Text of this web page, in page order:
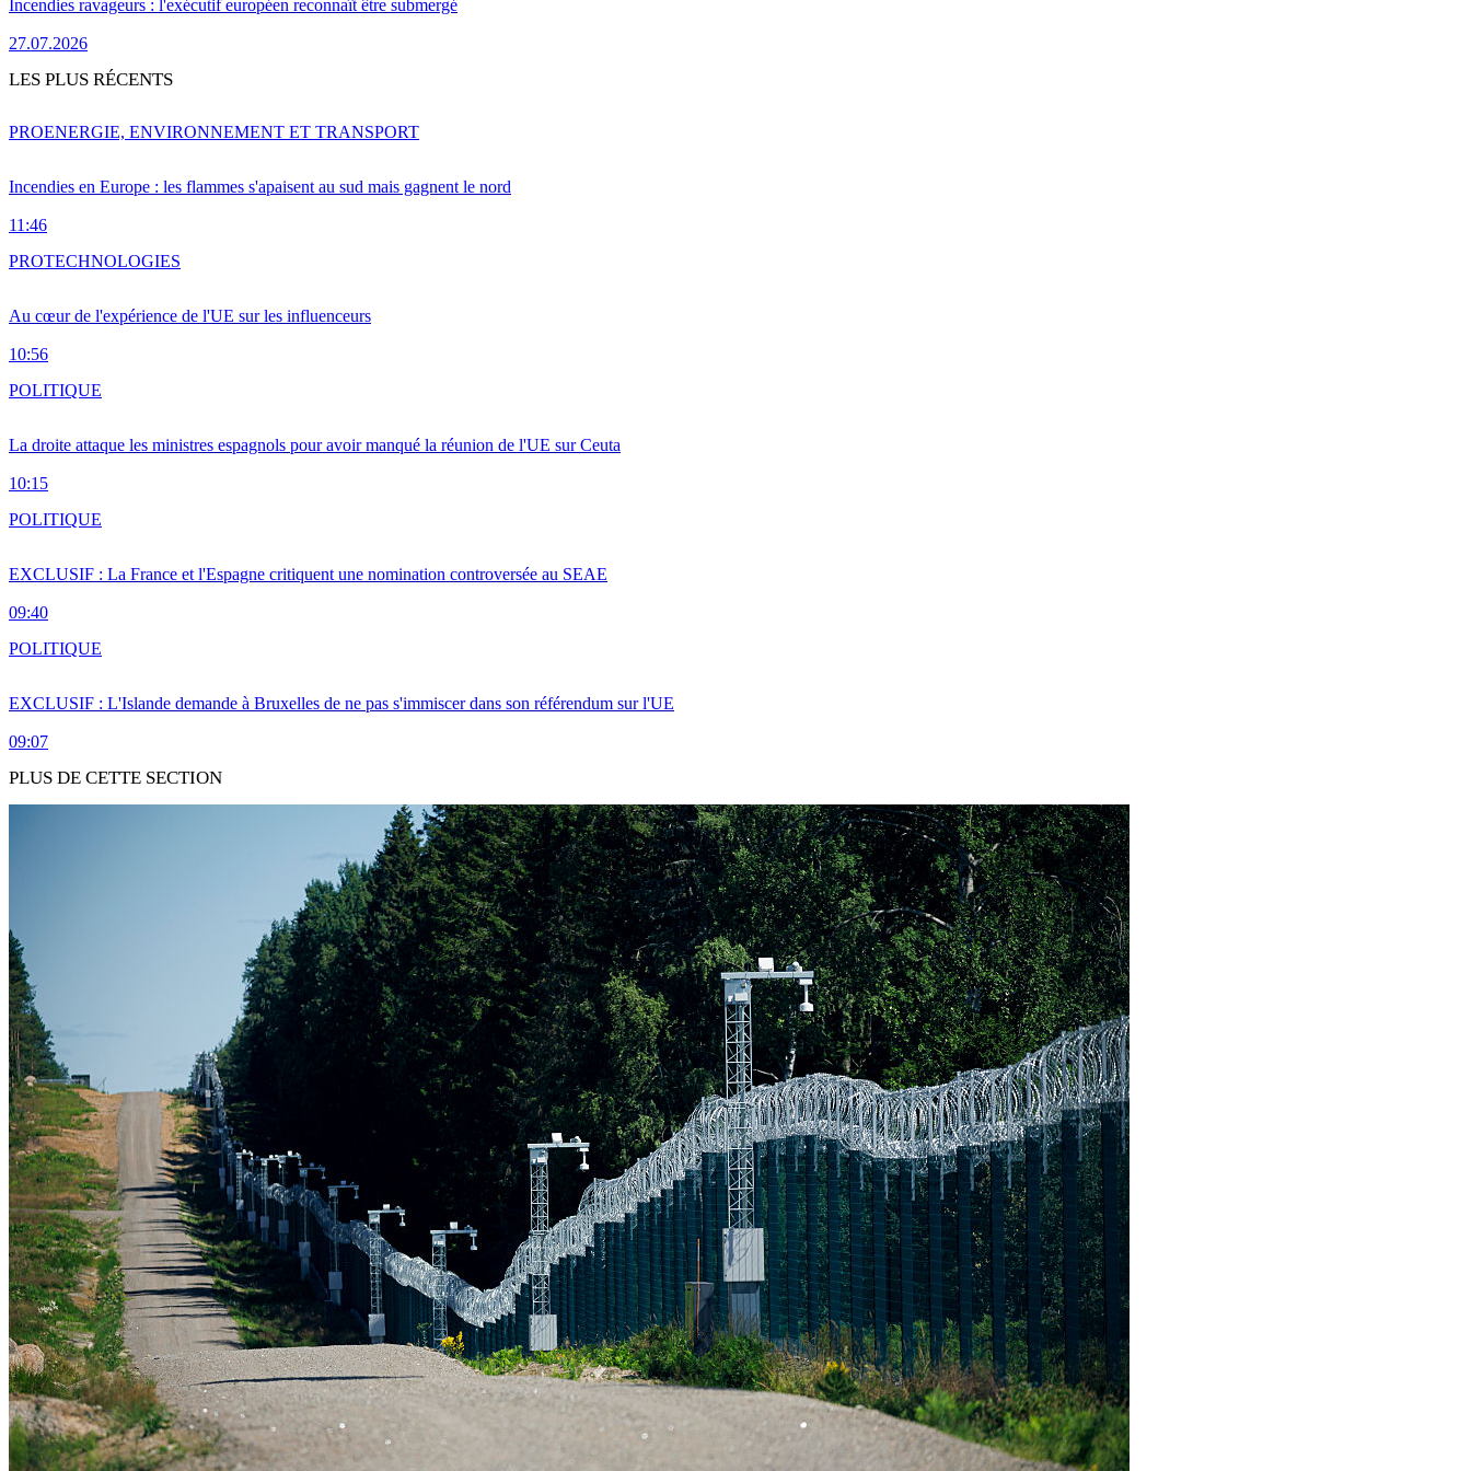
Incendies ravageurs : l'exécutif européen reconnaît être submergé
27.07.2026
LES PLUS RÉCENTS
Incendies en Europe : les flammes s'apaisent au sud mais gagnent le nord
11:46
PROENERGIE, ENVIRONNEMENT ET TRANSPORT
Au cœur de l'expérience de l'UE sur les influenceurs
10:56
PROTECHNOLOGIES
La droite attaque les ministres espagnols pour avoir manqué la réunion de l'UE sur Ceuta
10:15
POLITIQUE
EXCLUSIF : La France et l'Espagne critiquent une nomination controversée au SEAE
09:40
POLITIQUE
EXCLUSIF : L'Islande demande à Bruxelles de ne pas s'immiscer dans son référendum sur l'UE
09:07
POLITIQUE
PLUS DE CETTE SECTION